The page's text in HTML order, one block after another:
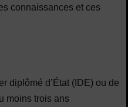
connaissances et ces
diplômé d’État (IDE) ou de
moins trois ans